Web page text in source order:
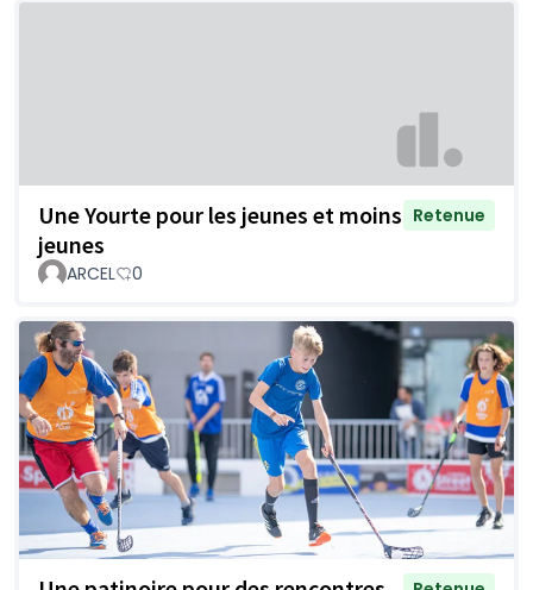
Une Yourte pour les jeunes et moins
jeunes
Retenue
ARCEL 0